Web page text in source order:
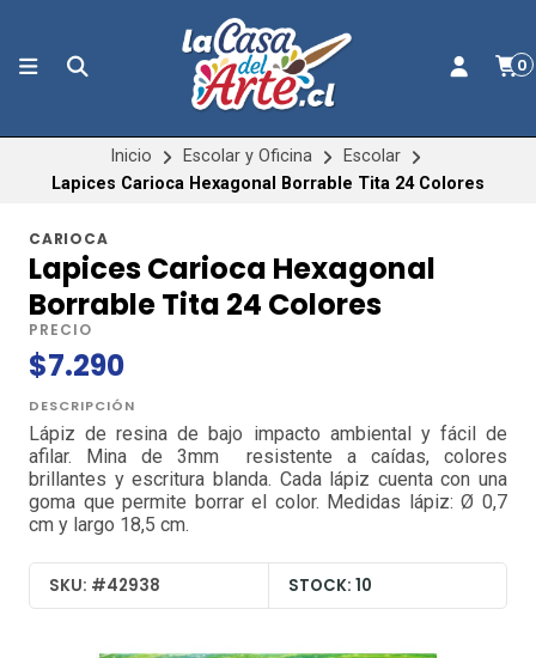
0
Inicio Escolar y Oficina
Escolar
Lapices Carioca Hexagonal Borrable Tita 24 Colores
CARIOCA
Lapices Carioca Hexagonal
Borrable Tita 24 Colores
PRECIO
$7.290
DESCRIPCIÓN
Lápiz de resina de bajo impacto ambiental y fácil de
afilar. Mina de 3mm resistente a caídas, colores
brillantes y escritura blanda. Cada lápiz cuenta con una
goma que permite borrar el color. Medidas lápiz: Ø 0,7
cm y largo 18,5 cm.
SKU: #42938 STOCK: 10